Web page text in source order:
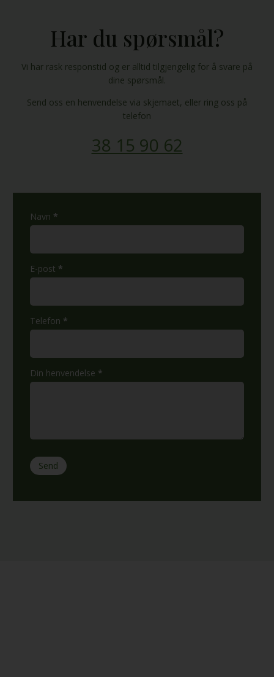
Har du spørsmål?
​Vi har rask responstid og er alltid ​tilgjengelig for å svare på
dine spørsmål.
Send oss en henvendelse via skjemaet, eller ring oss på
telefon
38 15 90 62
kontaktskjema
Navn *
E-post *
Telefon *
Din henvendelse *
Send